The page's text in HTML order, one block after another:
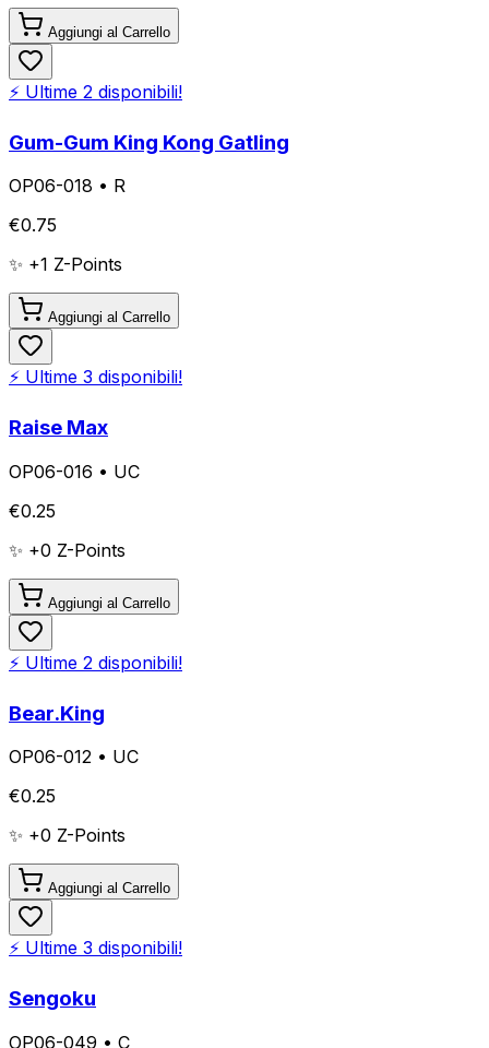
Aggiungi al Carrello
⚡ Ultime 2 disponibili!
Gum-Gum King Kong Gatling
OP06-018 • R
€0.75
✨ +1 Z-Points
Aggiungi al Carrello
⚡ Ultime 3 disponibili!
Raise Max
OP06-016 • UC
€0.25
✨ +0 Z-Points
Aggiungi al Carrello
⚡ Ultime 2 disponibili!
Bear.King
OP06-012 • UC
€0.25
✨ +0 Z-Points
Aggiungi al Carrello
⚡ Ultime 3 disponibili!
Sengoku
OP06-049 • C